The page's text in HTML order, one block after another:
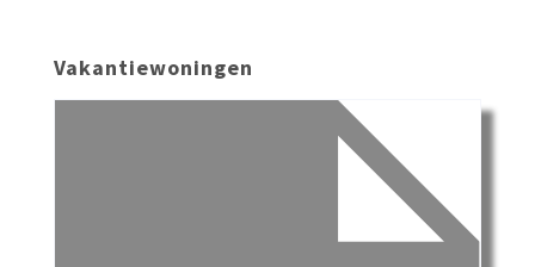
Vakantiewoningen